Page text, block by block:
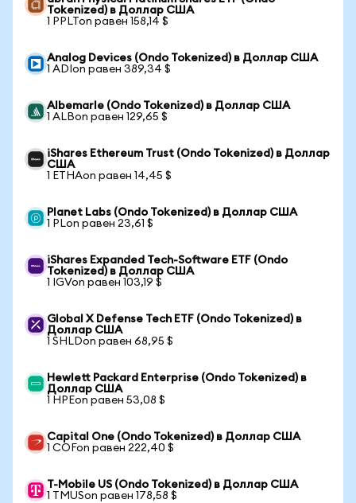
Tokenized) в Доллар США
1 PPLTon равен 158,14 $
Analog Devices (Ondo Tokenized) в Доллар США
1 ADIon равен 389,34 $
Albemarle (Ondo Tokenized) в Доллар США
1 ALBon равен 129,65 $
iShares Ethereum Trust (Ondo Tokenized) в Доллар
США
1 ETHAon равен 14,45 $
Planet Labs (Ondo Tokenized) в Доллар США
1 PLon равен 23,61 $
iShares Expanded Tech-Software ETF (Ondo
Tokenized) в Доллар США
1 IGVon равен 103,19 $
Global X Defense Tech ETF (Ondo Tokenized) в
Доллар США
1 SHLDon равен 68,95 $
Hewlett Packard Enterprise (Ondo Tokenized) в
Доллар США
1 HPEon равен 53,08 $
Capital One (Ondo Tokenized) в Доллар США
1 COFon равен 222,40 $
T-Mobile US (Ondo Tokenized) в Доллар США
1 TMUSon равен 178,58 $